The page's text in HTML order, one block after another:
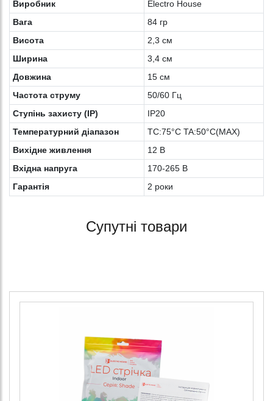
Виробник
Electro House
Вага
84 гр
Висота
2,3 см
Ширина
3,4 см
Довжина
15 см
Частота струму
50/60 Гц
Ступінь захисту (IP)
IP20
Температурний діапазон
TC:75°C TA:50°C(MAX)
Вихідне живлення
12 В
Вхідна напруга
170-265 В
Гарантія
2 роки
Супутні товари